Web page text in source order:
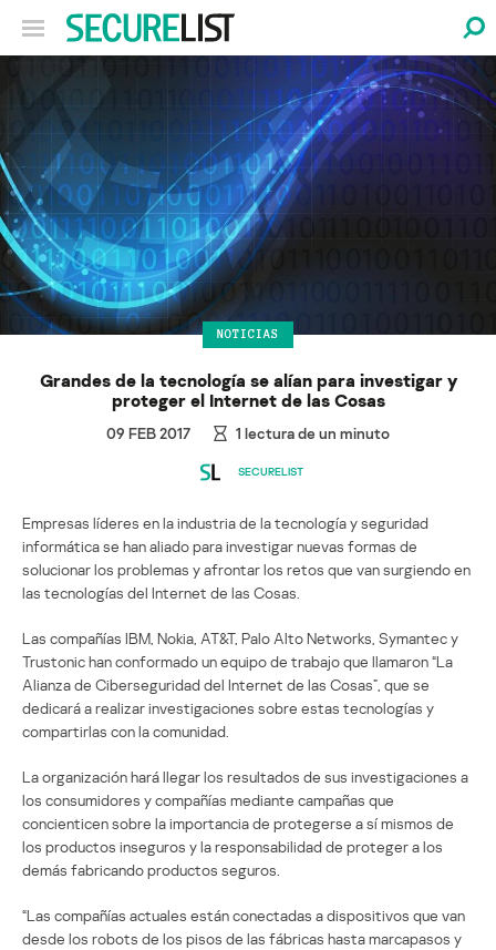
NOTICIAS
Grandes de la tecnología se alían para investigar y
proteger el Internet de las Cosas
09 FEB 2017 1 lectura de un minuto
SECURELIST
Empresas líderes en la industria de la tecnología y seguridad
informática se han aliado para investigar nuevas formas de
solucionar los problemas y afrontar los retos que van surgiendo en
las tecnologías del Internet de las Cosas.
Las compañías IBM, Nokia, AT&T, Palo Alto Networks, Symantec y
Trustonic han conformado un equipo de trabajo que llamaron “La
Alianza de Ciberseguridad del Internet de las Cosas”, que se
dedicará a realizar investigaciones sobre estas tecnologías y
compartirlas con la comunidad.
La organización hará llegar los resultados de sus investigaciones a
los consumidores y compañías mediante campañas que
concienticen sobre la importancia de protegerse a sí mismos de
los productos inseguros y la responsabilidad de proteger a los
demás fabricando productos seguros.
“Las compañías actuales están conectadas a dispositivos que van
desde los robots de los pisos de las fábricas hasta marcapasos y